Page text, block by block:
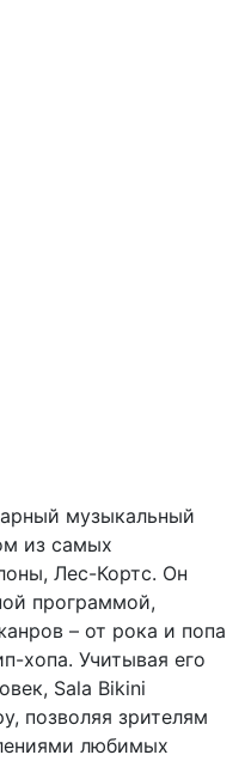
музыкальный
из самых
Лес-Кортс. Он
программой,
– от рока и попа
хопа. Учитывая его
Sala Bikini
позволяя зрителям
любимых